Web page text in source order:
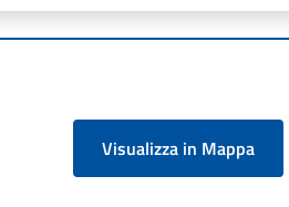
Visualizza in Mappa